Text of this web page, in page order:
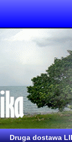
Druga dostawa